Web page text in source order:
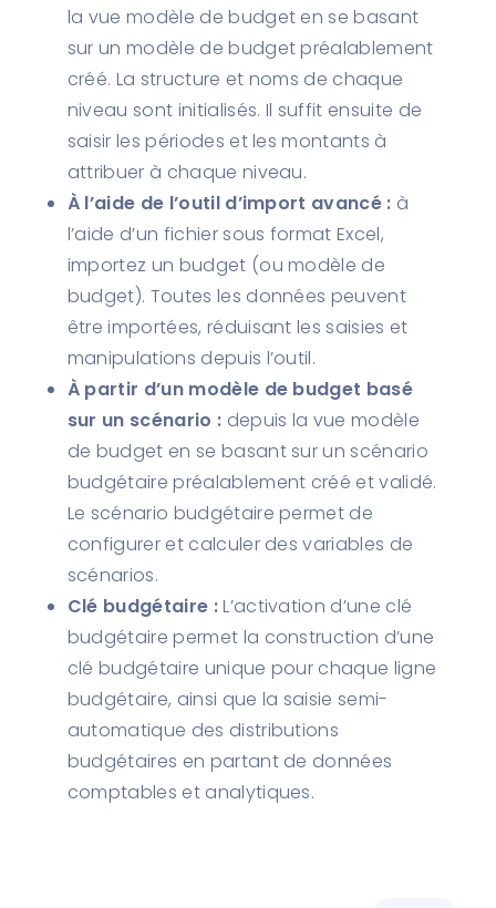
la vue modèle de budget en se basant
sur un modèle de budget préalablement
créé. La structure et noms de chaque
niveau sont initialisés. Il suffit ensuite de
saisir les périodes et les montants à
attribuer à chaque niveau.
À l’aide de l’outil d’import avancé : à
l’aide d’un fichier sous format Excel,
importez un budget (ou modèle de
budget). Toutes les données peuvent
être importées, réduisant les saisies et
manipulations depuis l’outil.
À partir d’un modèle de budget basé
sur un scénario : depuis la vue modèle
de budget en se basant sur un scénario
budgétaire préalablement créé et validé.
Le scénario budgétaire permet de
configurer et calculer des variables de
scénarios.
Clé budgétaire :L’activation d’une clé
budgétaire permet la construction d’une
clé budgétaire unique pour chaque ligne
budgétaire, ainsi que la saisie semi-
automatique des distributions
budgétaires en partant de données
comptables et analytiques.